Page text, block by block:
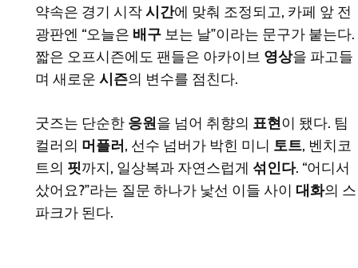
약속은 경기 시작시간에 맞춰 조정되고, 카페 앞 전
광판엔 “오늘은 배구 보는 날”이라는 문구가 붙는다.
짧은 오프시즌에도 팬들은 아카이브 영상을 파고들
며 새로운 시즌의 변수를 점친다.
굿즈는 단순한 응원을 넘어 취향의 표현이 됐다. 팀
컬러의 머플러 , 선수 넘버가 박힌 미니 토트, 벤치코
트의 핏까지, 일상복과 자연스럽게 섞인다. “어디서
샀어요?”라는 질문 하나가 낯선 이들 사이 대화의 스
파크가 된다.